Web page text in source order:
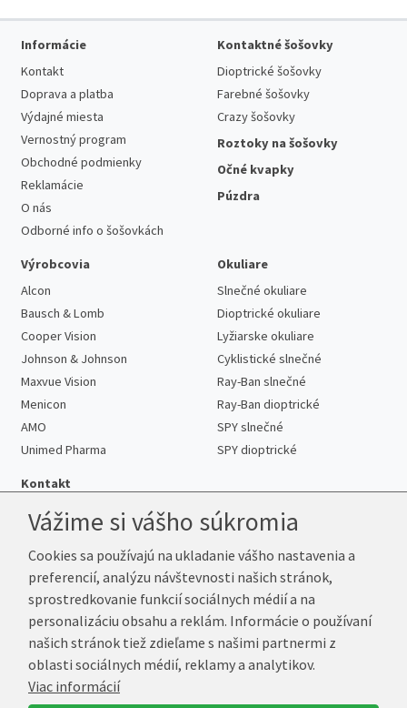
Informácie
Kontakt
Doprava a platba
Výdajné miesta
Vernostný program
Obchodné podmienky
Reklamácie
O nás
Odborné info o šošovkách
Kontaktné šošovky
Dioptrické šošovky
Farebné šošovky
Crazy šošovky
Roztoky na šošovky
Očné kvapky
Púzdra
Výrobcovia
Alcon
Bausch & Lomb
Cooper Vision
Johnson & Johnson
Maxvue Vision
Menicon
AMO
Unimed Pharma
Okuliare
Slnečné okuliare
Dioptrické okuliare
Lyžiarske okuliare
Cyklistické slnečné
Ray-Ban slnečné
Ray-Ban dioptrické
SPY slnečné
SPY dioptrické
Kontakt
Telefón:+421 222 205 863
E-mail:info@kup-sosovky.sk
Reklamačná adresa
Andrea Votavová
Revoluční 1017
290 01 Poděbrady
Česká republika
Vážime si vášho súkromia
Cookies sa používajú na ukladanie vášho nastavenia a
preferencií, analýzu návštevnosti našich stránok,
sprostredkovanie funkcií sociálnych médií a na
personalizáciu obsahu a reklám. Informácie o používaní
našich stránok tiež zdieľame s našimi partnermi z
oblasti sociálnych médií, reklamy a analytikov.
Viac informácií